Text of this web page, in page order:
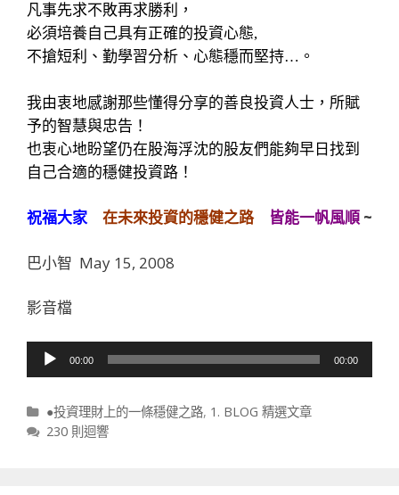
凡事先求不敗再求勝利，
必須培養自己具有正確的投資心態,
不搶短利、勤學習分析、心態穩而堅持…。
我由衷地感謝那些懂得分享的善良投資人士，所賦
予的智慧與忠告！
也衷心地盼望仍在股海浮沈的股友們能夠早日找到
自己合適的穩健投資路！
祝福大家 在未來投資的穩健之路 皆能一帆風順 ~
巴小智 May 15, 2008
影音檔
訊
放
器
00:00 00:00
分類
●投資理財上的一條穩健之路, 1. BLOG 精選文章
230 則迴響